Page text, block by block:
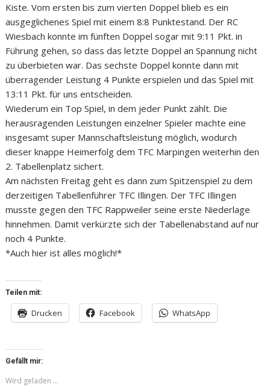
Kiste. Vom ersten bis zum vierten Doppel blieb es ein
ausgeglichenes Spiel mit einem 8:8 Punktestand. Der RC
Wiesbach konnte im fünften Doppel sogar mit 9:11 Pkt. in
Führung gehen, so dass das letzte Doppel an Spannung nicht
zu überbieten war. Das sechste Doppel konnte dann mit
überragender Leistung 4 Punkte erspielen und das Spiel mit
13:11 Pkt. für uns entscheiden.
Wiederum ein Top Spiel, in dem jeder Punkt zählt. Die
herausragenden Leistungen einzelner Spieler machte eine
insgesamt super Mannschaftsleistung möglich, wodurch
dieser knappe Heimerfolg dem TFC Marpingen weiterhin den
2. Tabellenplatz sichert.
Am nächsten Freitag geht es dann zum Spitzenspiel zu dem
derzeitigen Tabellenführer TFC Illingen. Der TFC Illingen
musste gegen den TFC Rappweiler seine erste Niederlage
hinnehmen. Damit verkürzte sich der Tabellenabstand auf nur
noch 4 Punkte.
*Auch hier ist alles möglich!*
Teilen mit:
Drucken Facebook WhatsApp
Gefällt mir:
Wird geladen …